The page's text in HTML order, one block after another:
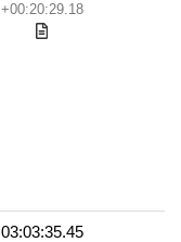
+00:20:29.18
03:03:35.45